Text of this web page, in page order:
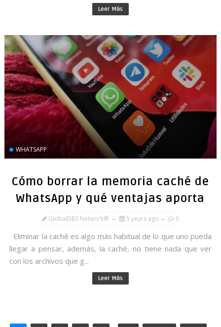
Leer Más
WHATSAPP
Cómo borrar la memoria caché de
WhatsApp y qué ventajas aporta
GlobalDBS Network® 5 years ago 0
Eliminar la caché es algo más habitual de lo que uno pueda
llegar a pensar, además, la caché, no tiene nada que ver
con los archivos que g...
Leer Más